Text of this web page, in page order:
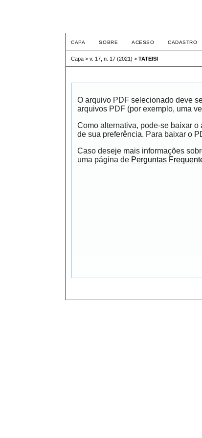
CAPA SOBRE ACESSO CADASTRO
Capa >v. 17, n. 17 (2021) >TATEISI
O arquivo PDF selecionado deve
arquivos PDF (por exemplo, uma
Como alternativa, pode-se baixar
de sua preferência. Para baixar o
Caso deseje mais informações
uma página de Perguntas